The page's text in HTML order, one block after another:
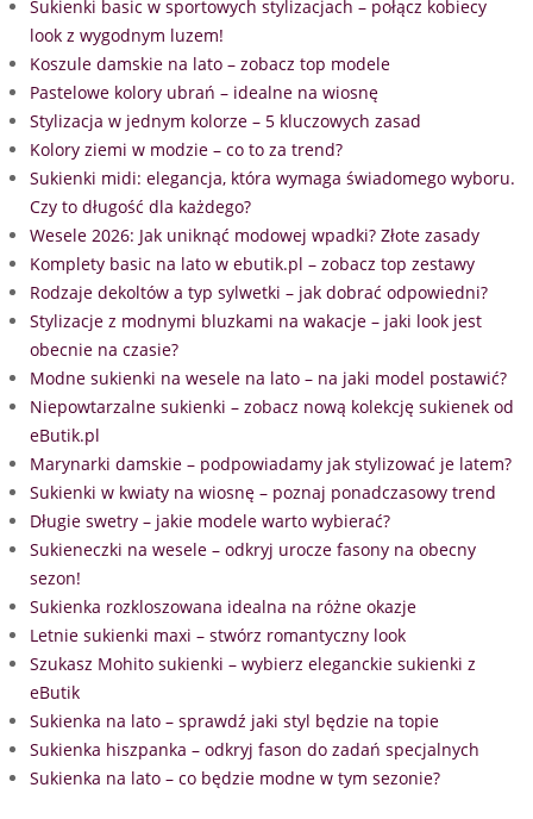
Sukienki basic w sportowych stylizacjach – połącz kobiecy
look z wygodnym luzem!
Koszule damskie na lato – zobacz top modele
Pastelowe kolory ubrań – idealne na wiosnę
Stylizacja w jednym kolorze – 5 kluczowych zasad
Kolory ziemi w modzie – co to za trend?
Sukienki midi: elegancja, która wymaga świadomego wyboru.
Czy to długość dla każdego?
Wesele 2026: Jak uniknąć modowej wpadki? Złote zasady
Komplety basic na lato w ebutik.pl – zobacz top zestawy
Rodzaje dekoltów a typ sylwetki – jak dobrać odpowiedni?
Stylizacje z modnymi bluzkami na wakacje – jaki look jest
obecnie na czasie?
Modne sukienki na wesele na lato – na jaki model postawić?
Niepowtarzalne sukienki – zobacz nową kolekcję sukienek od
eButik.pl
Marynarki damskie – podpowiadamy jak stylizować je latem?
Sukienki w kwiaty na wiosnę – poznaj ponadczasowy trend
Długie swetry – jakie modele warto wybierać?
Sukieneczki na wesele – odkryj urocze fasony na obecny
sezon!
Sukienka rozkloszowana idealna na różne okazje
Letnie sukienki maxi – stwórz romantyczny look
Szukasz Mohito sukienki – wybierz eleganckie sukienki z
eButik
Sukienka na lato – sprawdź jaki styl będzie na topie
Sukienka hiszpanka – odkryj fason do zadań specjalnych
Sukienka na lato – co będzie modne w tym sezonie?